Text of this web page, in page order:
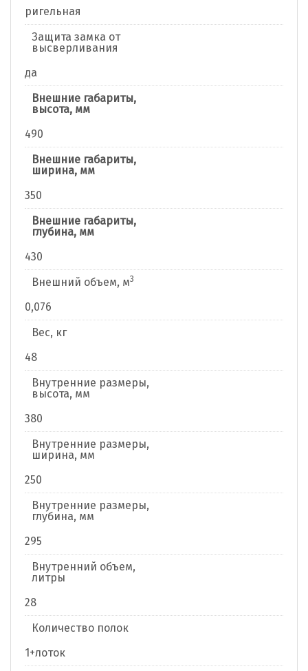
ригельная
Защита замка от
высверливания
да
Внешние габариты,
высота, мм
490
Внешние габариты,
ширина, мм
350
Внешние габариты,
глубина, мм
430
Внешний объем, м3
0,076
Вес, кг
48
Внутренние размеры,
высота, мм
380
Внутренние размеры,
ширина, мм
250
Внутренние размеры,
глубина, мм
295
Внутренний объем,
литры
28
Количество полок
1+лоток